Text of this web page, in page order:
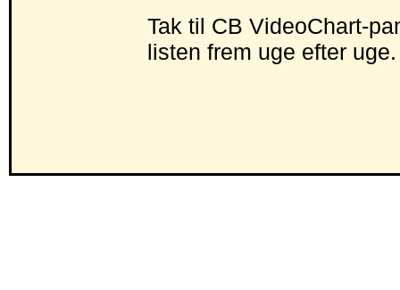
Tak til CB VideoChart-
listen frem uge efter uge.